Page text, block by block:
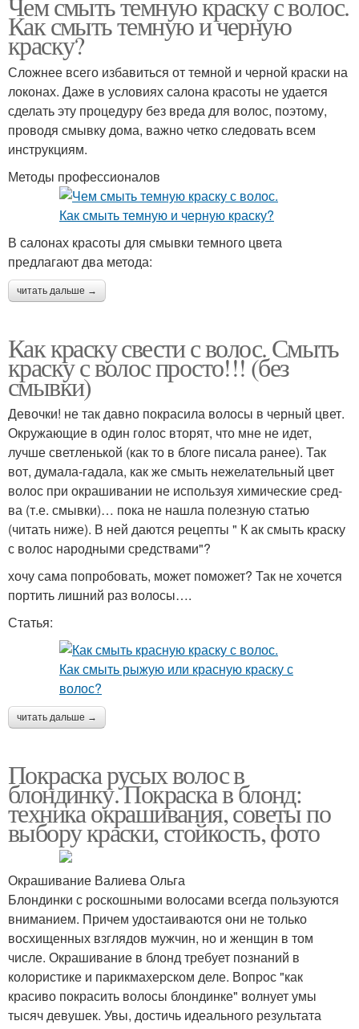
Как смыть темную и черную
краску?
Сложнее всего избавиться от темной и черной краски на
локонах. Даже в условиях салона красоты не удается
сделать эту процедуру без вреда для волос, поэтому,
проводя смывку дома, важно четко следовать всем
инструкциям.
Методы профессионалов
В салонах красоты для смывки темного цвета
предлагают два метода:
читать дальше →
Как краску свести с волос. Смыть
краску с волос просто!!! (без
смывки)
Девочки! не так давно покрасила волосы в черный цвет.
Окружающие в один голос вторят, что мне не идет,
лучше светленькой (как то в блоге писала ранее). Так
вот, думала-гадала, как же смыть нежелательный цвет
волос при окрашивании не используя химические сред-
ва (т.е. смывки)… пока не нашла полезную статью
(читать ниже). В ней даются рецепты " К ак смыть краску
с волос народными средствами"?
хочу сама попробовать, может поможет? Так не хочется
портить лишний раз волосы….
Статья:
читать дальше →
Покраска русых волос в
блондинку. Покраска в блонд:
техника окрашивания, советы по
выбору краски, стойкость, фото
Окрашивание Валиева Ольга
Блондинки с роскошными волосами всегда пользуются
вниманием. Причем удостаиваются они не только
восхищенных взглядов мужчин, но и женщин в том
числе. Окрашивание в блонд требует познаний в
колористике и парикмахерском деле. Вопрос "как
красиво покрасить волосы блондинке" волнует умы
тысяч девушек. Увы, достичь идеального результата